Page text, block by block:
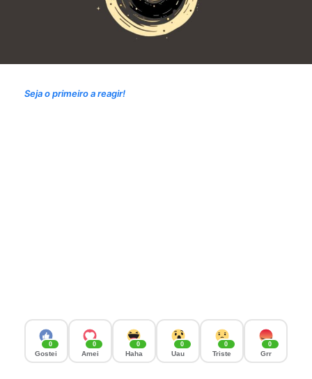
Seja o primeiro a reagir!
0
Gostei
0
Amei
0
Haha
0
Uau
0
Triste
0
Grr